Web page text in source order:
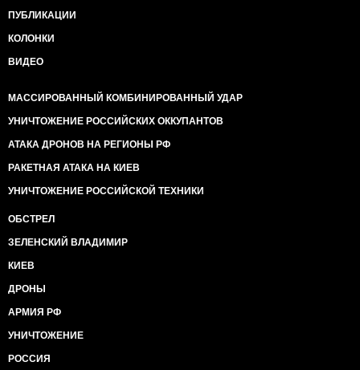
ПУБЛИКАЦИИ
КОЛОНКИ
ВИДЕО
МАССИРОВАННЫЙ КОМБИНИРОВАННЫЙ УДАР
УНИЧТОЖЕНИЕ РОССИЙСКИХ ОККУПАНТОВ
АТАКА ДРОНОВ НА РЕГИОНЫ РФ
РАКЕТНАЯ АТАКА НА КИЕВ
УНИЧТОЖЕНИЕ РОССИЙСКОЙ ТЕХНИКИ
ОБСТРЕЛ
ЗЕЛЕНСКИЙ ВЛАДИМИР
КИЕВ
ДРОНЫ
АРМИЯ РФ
УНИЧТОЖЕНИЕ
РОССИЯ